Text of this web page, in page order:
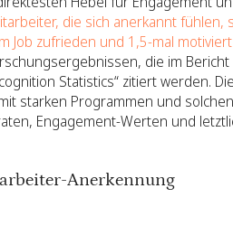
die sich anerkannt fühlen,
Job zufrieden und 1,5-mal
die im Bericht
Statistics“ zitiert werden.
starken Programmen und
Engagement-Werten und
Anerkennung